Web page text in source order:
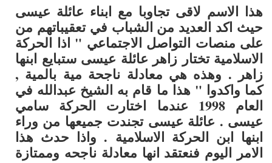
هذا الاسم لاقى تجاوبا مع ابناء عائلة عيسى
حيث اكد العديد من الشباب في تعقيباتهم من
على منصات التواصل الاجتماعي " اذا الحركة
الاسلامية تختار زاهر عائلة عيسى ستبايع ابنها
زاهر . وهذه هي معادلة ناجحة مية بالمية ,
كما واكدوا " هذا ما قام به الشيخ عبدالله في
العام 1998 عندما اختارت الحركة سامي
عيسى . عائلة عيسى تجندت جميعها من وراء
ابنها ابن الحركة الاسلامية . واذا حدث هذا
الامر اليوم فنعتقد انها معادلة ناجحه وممتازة